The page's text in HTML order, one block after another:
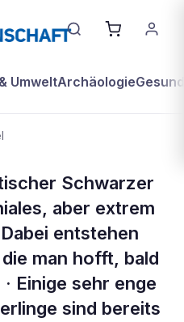
UmweltArchäologie
Schwarzer
aber extrem
entstehen
man hofft, bald
Einige sehr enge
sind bereits